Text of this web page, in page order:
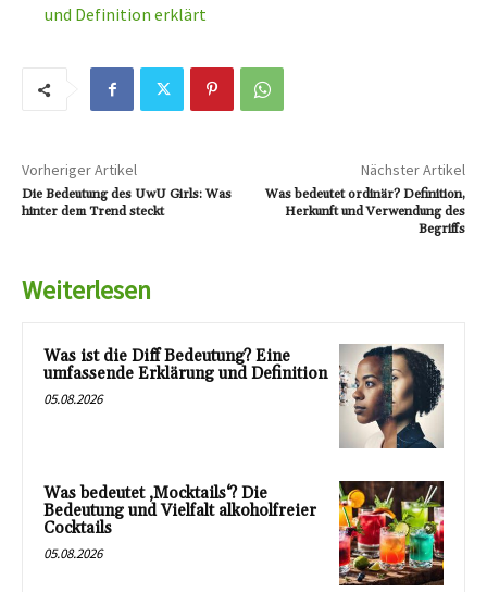
und Definition erklärt
Vorheriger Artikel
Die Bedeutung des UwU Girls: Was
hinter dem Trend steckt
Nächster Artikel
Was bedeutet ordinär? Definition,
Herkunft und Verwendung des
Begriffs
Weiterlesen
Was ist die Diff Bedeutung? Eine
umfassende Erklärung und Definition
05.08.2026
Was bedeutet ‚Mocktails‘? Die
Bedeutung und Vielfalt alkoholfreier
Cocktails
05.08.2026